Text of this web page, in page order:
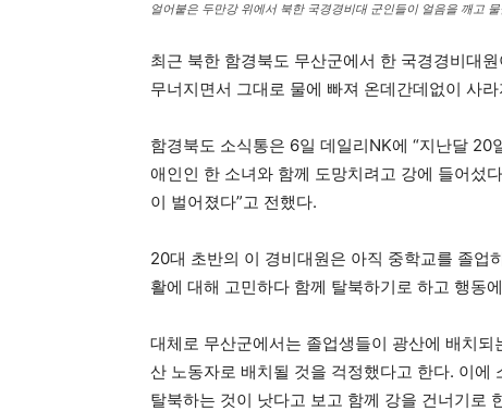
얼어붙은 두만강 위에서 북한 국경경비대 군인들이 얼음을 깨고
최근 북한 함경북도 무산군에서 한 국경경비대
무너지면서 그대로 물에 빠져 온데간데없이 사
함경북도 소식통은 6일 데일리NK에 “지난달
애인인 한 소녀와 함께 도망치려고 강에 들어섰
이 벌어졌다”고 전했다.
20대 초반의 이 경비대원은 아직 중학교를 졸업
활에 대해 고민하다 함께 탈북하기로 하고 행동
대체로 무산군에서는 졸업생들이 광산에 배치
산 노동자로 배치될 것을 걱정했다고 한다. 이에
탈북하는 것이 낫다고 보고 함께 강을 건너기로